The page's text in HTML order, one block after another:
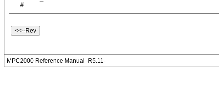
#
MPC2000 Reference Manual -R5.11-